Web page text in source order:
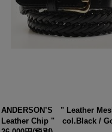
ANDERSON’S " Leather
Leather Chip " col.Black /